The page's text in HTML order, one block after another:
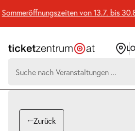
Seiteninhalt
springen
von 13.7. bis
nach:
Suchtreffer:
Zurück